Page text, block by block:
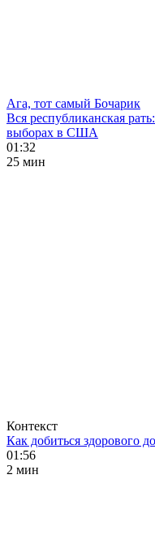
Ага, тот самый Бочарик
Вся республиканская
выборах в США
01:32
25 мин
Контекст
Как добиться здорового
01:56
2 мин